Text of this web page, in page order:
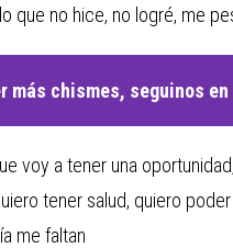
que no hice, no logré, me
más chismes, seguinos
voy a tener una
tener salud, quiero
me faltan